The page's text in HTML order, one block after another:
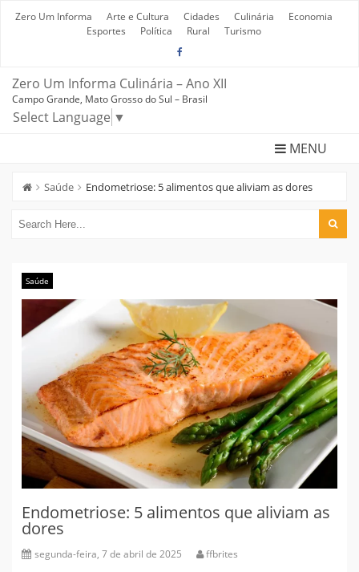
Zero Um Informa Arte e Cultura Cidades Culinária
Economia
Esportes
Política Rural Turismo
Zero Um Informa Culinária – Ano XII
Campo Grande, Mato Grosso do Sul – Brasil
Select Language ▼
MENU
Saúde Endometriose: 5 alimentos que aliviam as dores
Saúde
Endometriose: 5 alimentos que aliviam as
dores
segunda-feira, 7 de abril de 2025 ffbrites